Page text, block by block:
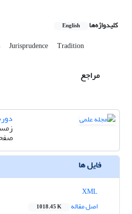
کلیدواژه‌ها English
Jurisprudence Tradition
مراجع
دوره 18،
فایل ها
اصل مقاله
1018.45 K